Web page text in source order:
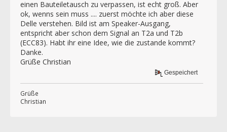
einen Bauteiletausch zu verpassen, ist echt groß. Aber
ok, wenns sein muss .... zuerst möchte ich aber diese
Delle verstehen. Bild ist am Speaker-Ausgang,
entspricht aber schon dem Signal an T2a und T2b
(ECC83). Habt ihr eine Idee, wie die zustande kommt?
Danke.
Grüße Christian
Gespeichert
Grüße
Christian